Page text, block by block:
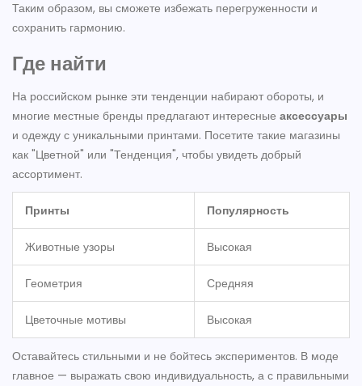
Таким образом, вы сможете избежать перегруженности и
сохранить гармонию.
Где найти
На российском рынке эти тенденции набирают обороты, и
многие местные бренды предлагают интересные аксессуары
и одежду с уникальными принтами. Посетите такие магазины
как "Цветной" или "Тенденция", чтобы увидеть добрый
ассортимент.
Принты Популярность
Животные узоры Высокая
Геометрия Средняя
Цветочные мотивы Высокая
Оставайтесь стильными и не бойтесь экспериментов. В моде
главное — выражать свою индивидуальность, а с правильными